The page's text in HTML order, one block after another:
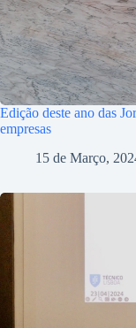
Edição deste ano das
empresas
15 de Março,